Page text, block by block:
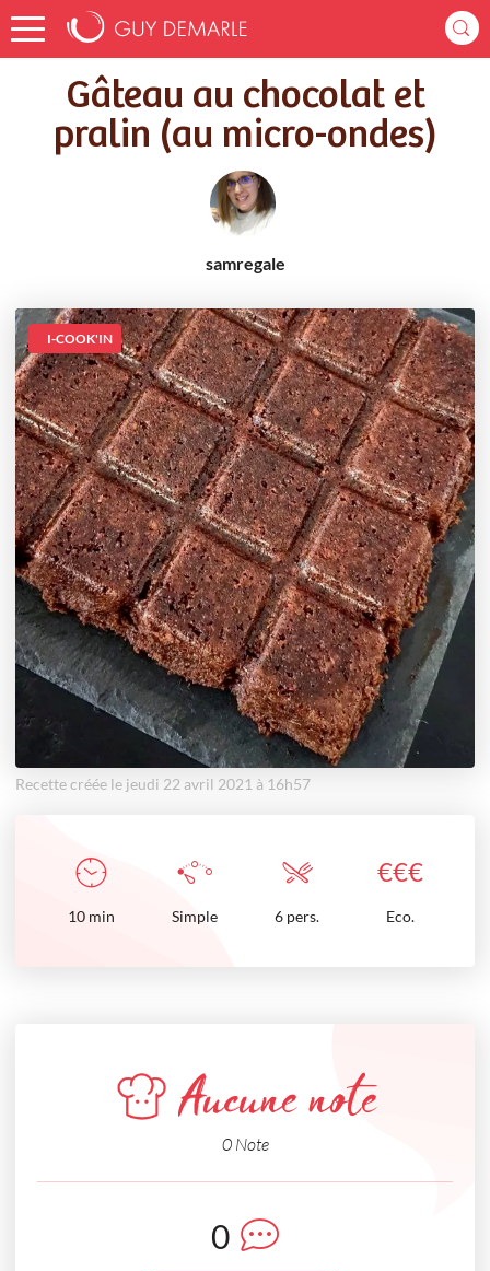
Accueil
Recettes
Gâteau au chocolat et pralin (au micro-ondes)
Gâteau au chocolat et
pralin (au micro-ondes)
samregale
I-COOK'IN
Recette créée le jeudi 22 avril 2021 à 16h57
€€€
10 min Simple 6 pers. Eco.
Aucune note
0 Note
0